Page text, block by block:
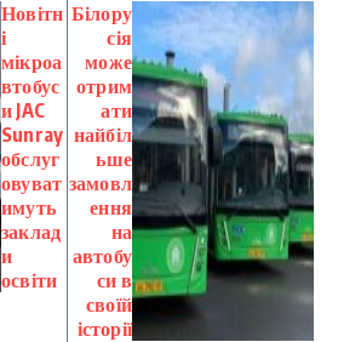
Новітн
і
мікроа
втобус
и JAC
Sunray
обслуг
овуват
имуть
заклад
и
освіти
Білору
сія
може
отрим
ати
найбіл
ьше
замовл
ення
на
автобу
си в
своїй
історії